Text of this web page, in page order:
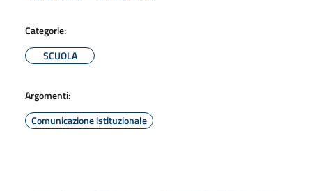
Categorie:
SCUOLA
Argomenti:
Comunicazione istituzionale